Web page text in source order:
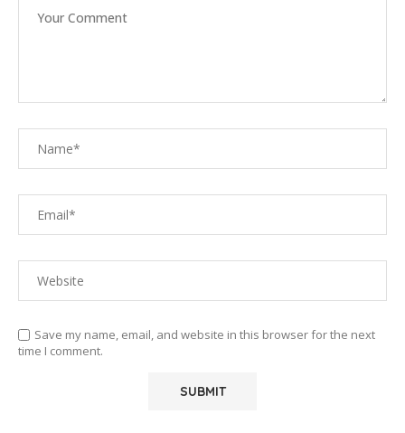
Save my name, email, and website in this browser for the next
time I comment.